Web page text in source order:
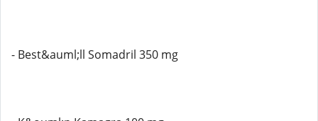
- Best&auml;ll Somadril 350 mg